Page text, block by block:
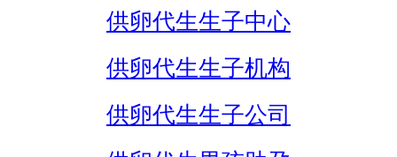
供卵代生生子中心
供卵代生生子机构
供卵代生生子公司